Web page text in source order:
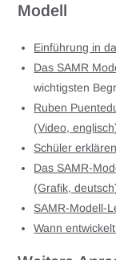
Modell
Einführung in
Das SAMR
wichtigsten
Ruben
(Video,
Schüler
Das SAMR-
(Grafik,
SAMR-Modell-
Wann